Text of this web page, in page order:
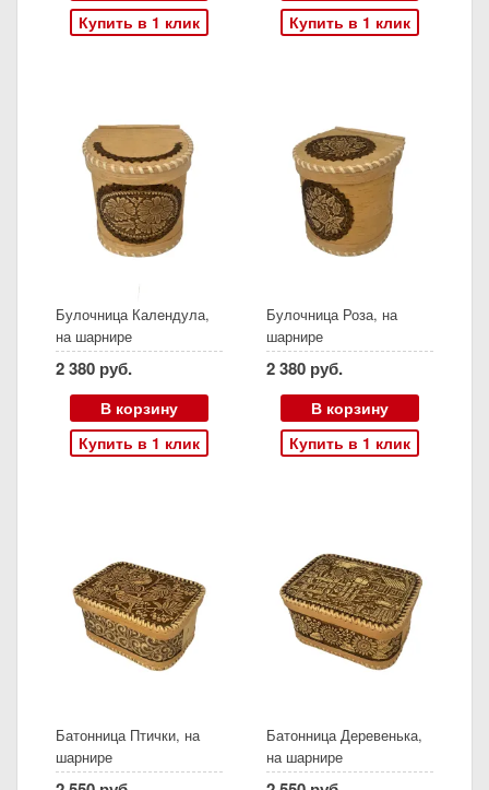
Купить в 1 клик
Купить в 1 клик
Булочница Календула,
на шарнире
2 380 руб.
В корзину
Купить в 1 клик
Булочница Роза, на
шарнире
2 380 руб.
В корзину
Купить в 1 клик
Батонница Птички, на
шарнире
Батонница Деревенька,
на шарнире